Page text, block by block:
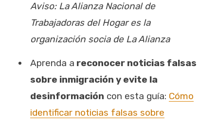
Aviso: La Alianza Nacional de
Trabajadoras del Hogar es la
organización socia de La Alianza
Aprenda a reconocer noticias falsas
sobre inmigración y evite la
desinformación con esta guía: Cómo
identificar noticias falsas sobre